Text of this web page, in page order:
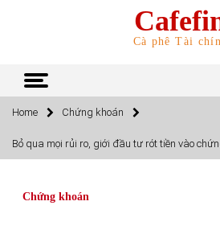
Cà phê Tài
TOP
Home Chứng khoán
Bỏ qua mọi rủi ro, giới đầu tư rót tiền vào
Chứng khoán